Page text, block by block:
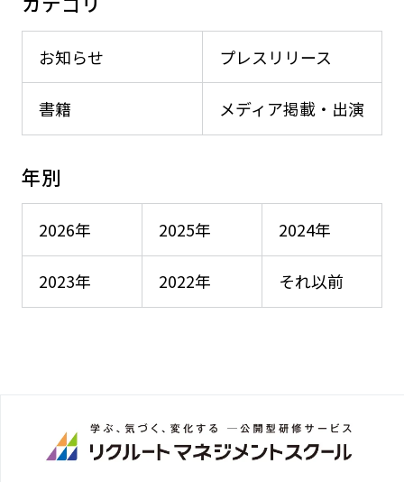
お知らせ プレスリリース
メディア掲載・出演
書籍
年別
2026年 2025年 2024年
2023年 2022年 それ以前